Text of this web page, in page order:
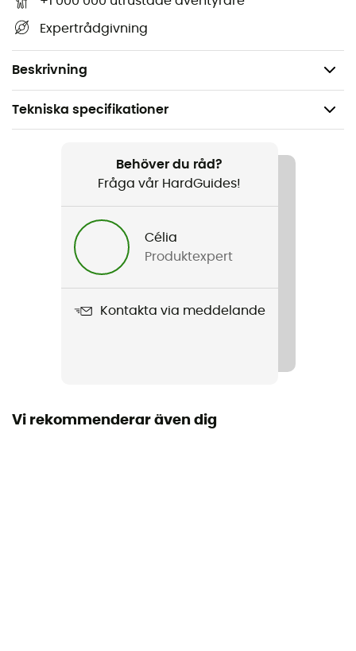
Expertrådgivning
Beskrivning
Djup: 13 cm
Volym: 5 L
Vikt: 460 g
Tekniska specifikationer
Ultimate Six Urban
Maximal last
Behöver du råd?
Fråga vår HardGuides!
Célia
Produktexpert
Kontakta via meddelande
Vi rekommenderar även dig